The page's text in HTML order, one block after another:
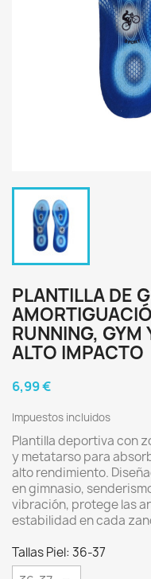
PLANTILLA DE
RUNNING, GYM
ALTO IMPACTO
6,99 €
Impuestos incluidos
Plantilla deportiva con
y metatarso para
alto rendimiento.
en gimnasio,
vibración, protege las
estabilidad en cada
Tallas Piel: 36-37